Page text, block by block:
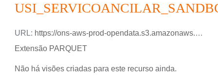
URL: https://ons-aws-prod-opendata.s3.amazonaws.com/dataset/usi_servicoancilar_sandbox/USI_SERVICOANCILAR_SANDBOX_2026_02.parquet
Extensão PARQUET
Não há visões criadas para este recurso ainda.